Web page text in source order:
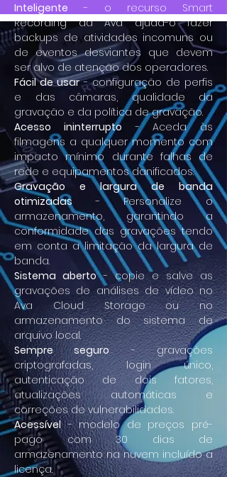
Inteligente - o recurso Smart
Recording da Ava ajuda-o fazer
backups de atividades incomuns ou
de eventos desviantes que devem
ser alvo de atenção dos operadores.
Fácil de usar- configuração de perfis
e das câmaras, qualidade da
gravação e da política de gravação.
Acesso ininterrupto - Aceda às
filmagens a qualquer momento com
impacto mínimo durante falhas de
rede e equipamentos danificados.
Gravação e largura de banda
otimizadas- Personalize o
armazenamento, garantindo a
conformidade das gravações tendo
em conta a limitação da largura de
banda.
Sistema aberto- copie e salve as
gravações de análises de vídeo no
Ava Cloud Storage ou no
armazenamento do sistema de
arquivo local.
Sempre seguro- gravações
criptografadas, login único,
autenticação de dois fatores,
atualizações automáticas e
correções de vulnerabilidades.
Acessível- modelo de preços pré-
pago com 30 dias de
armazenamento na nuvem incluído a
licença.